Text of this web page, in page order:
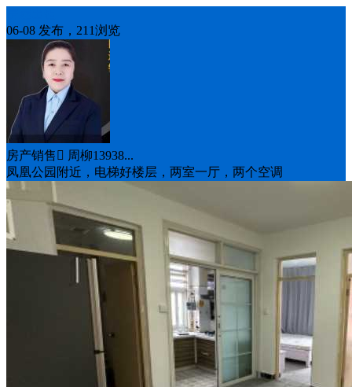
06-08 发布，211浏览
房产销售 周柳13938...
凤凰公园附近，电梯好楼层，两室一厅，两个空调